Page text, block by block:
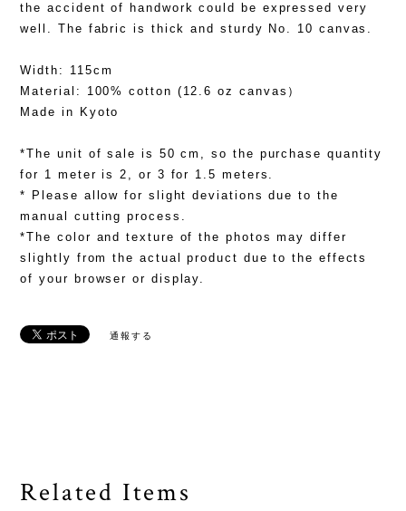
the accident of handwork could be expressed very
well. The fabric is thick and sturdy No. 10 canvas.
Width: 115cm
Material: 100% cotton (12.6 oz canvas）
Made in Kyoto
*The unit of sale is 50 cm, so the purchase quantity
for 1 meter is 2, or 3 for 1.5 meters.
* Please allow for slight deviations due to the
manual cutting process.
*The color and texture of the photos may differ
slightly from the actual product due to the effects
of your browser or display.
通報する
Related Items